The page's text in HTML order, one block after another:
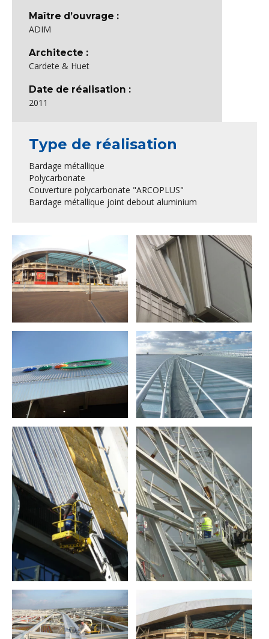
Maître d’ouvrage :
ADIM
Architecte :
Cardete & Huet
Date de réalisation :
2011
Type de réalisation
Bardage métallique
Polycarbonate
Couverture polycarbonate "ARCOPLUS"
Bardage métallique joint debout aluminium